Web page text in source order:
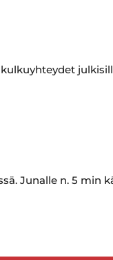
Junalle n. 5 min